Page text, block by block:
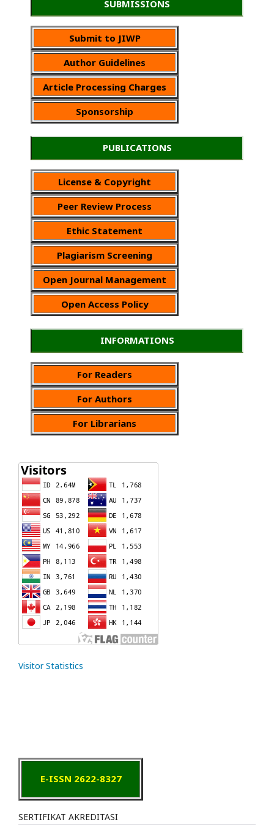
SUBMISSIONS
Submit to JIWP
Author Guidelines
Article Processing Charges
Sponsorship
PUBLICATIONS
License & Copyright
Peer Review Process
Ethic Statement
Plagiarism Screening
Open Journal Management
Open Access Policy
INFORMATIONS
For Readers
For Authors
For Librarians
Visitor Statistics
E-ISSN 2622-8327
SERTIFIKAT AKREDITASI